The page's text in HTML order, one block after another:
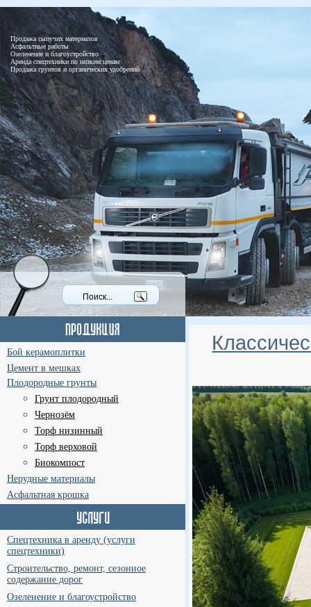
Продажа сыпучих материалов
Асфальтные работы
Озеленение и благоустройство
Аренда спецтехники по низким ценам
Продажа грунтов и органических удобрений
Бой керамоплитки
Цемент в мешках
Плодородные грунты
Грунт плодородный
Чернозём
Торф низинный
Торф верховой
Биокомпост
Нерудные материалы
Асфальтная крошка
Спецтехника в аренду (услуги
спецтехники)
Строительство, ремонт, сезонное
содержание дорог
Озеленение и благоустройство